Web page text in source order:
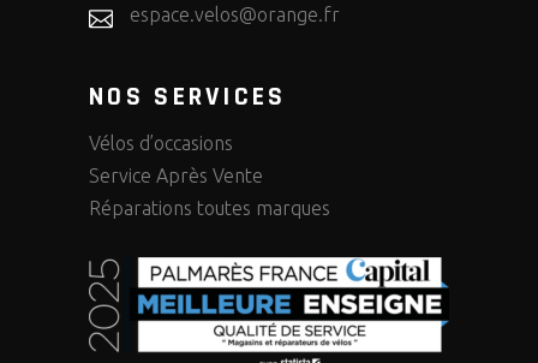
espace.velos@orange.fr
NOS SERVICES
Vélos d’occasions
Service Après Vente
Réparations toutes marques